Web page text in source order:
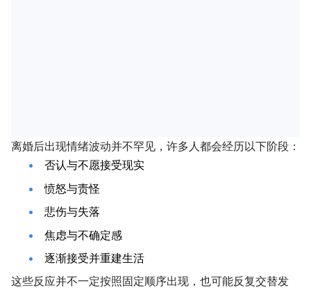
离婚后出现情绪波动并不罕见，许多人都会经历以下阶段：
否认与不愿接受现实
愤怒与责怪
悲伤与失落
焦虑与不确定感
逐渐接受并重建生活
这些反应并不一定按照固定顺序出现，也可能反复交替发